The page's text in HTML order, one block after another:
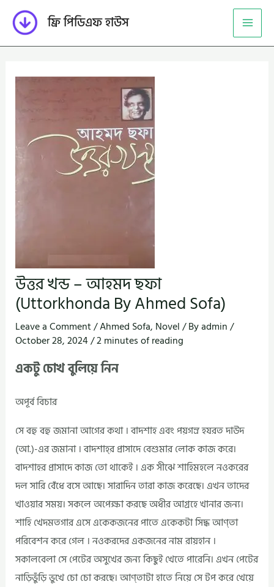
content
ফ্রি পিডিএফ হাউস
উত্তর খন্ড – আহমদ ছফা
(Uttorkhonda By Ahmed Sofa)
Leave a Comment/Ahmed Sofa, Novel/ Byadmin/
October 28, 2024/2 minutes of reading
একটু চোখ বুলিয়ে নিন
অপূর্ব বিচার
সে বহু বহু জমানা আগের কথা । বাদশাহ এবং পয়গন্র হযরত দাউদ
(আ.)-এর জমানা । বাদশাহ্‌র প্রাসাদে বেশুমার লোক কাজ করে।
বাদশাহর প্রাসাদে কাজ তো থাকেই । এক সীঝে শাহিমহলে নওকরের
দল সারি বেঁধে বসে আছে। সারাদিন তারা কাজ করেছে। এখন তাদের
খাওয়ার সময়। সকলে অপেক্ষা করছে অধীর আগ্রহে খানার জন্য।
শাহি খেদমতগার এসে একেকজনের পাতে একেকটা সিদ্ধ আণ্তা
পরিবেশন করে গেল । নওকরদের একজনের নাম রায়হান ।
সকালবেলা সে পেটের অসুখের জন্য কিছুই খেতে পারেনি। এখন পেটের
নাড়িভুঁড়ি ভুখে চো চো করছে। আণ্তাটা হাতে নিয়ে সে টপ করে খেয়ে